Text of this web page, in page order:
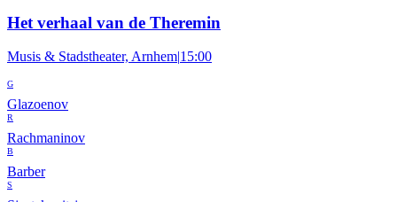
Het verhaal van de Theremin
Musis & Stadstheater, Arnhem|15:00
G
Glazoenov
R
Rachmaninov
B
Barber
S